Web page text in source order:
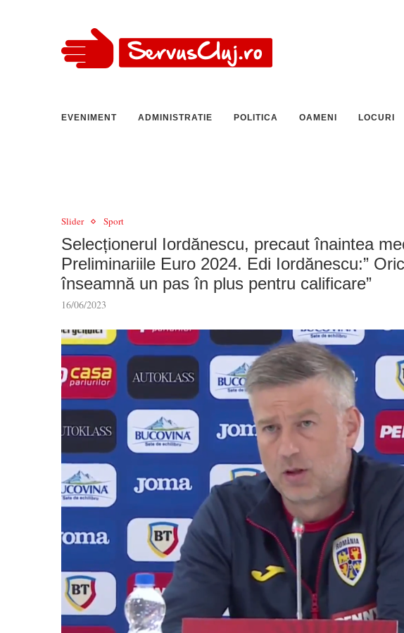
EVENIMENT ADMINISTRATIE POLITICA OAMENI LOCURI
Slider Sport
Selecționerul Iordănescu, precaut înaintea
Preliminariile Euro 2024. Edi Iordănescu:”
înseamnă un pas în plus pentru calificare”
16/06/2023